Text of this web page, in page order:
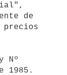
de
Nº
1985.